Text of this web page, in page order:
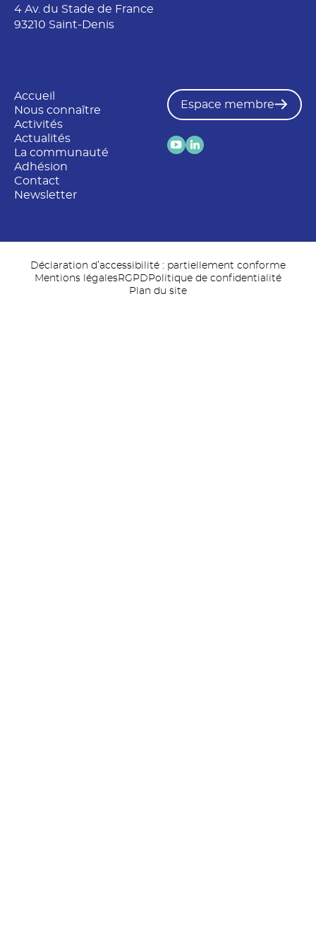
4 Av. du Stade de France
93210 Saint-Denis
Accueil
Nous connaître
Activités
Actualités
La communauté
Adhésion
Contact
Newsletter
Espace membre
Déclaration d’accessibilité : partiellement conforme
Mentions légalesRGPD Politique de confidentialité
Plan du site